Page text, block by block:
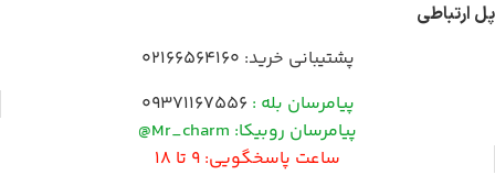
پل ارتباطی
پشتیبانی خرید: 02166564160
پیامرسان بله : 09371167556
پیامرسان روبیکا: Mr_charm@
ساعت پاسخگویی: 9 تا 18